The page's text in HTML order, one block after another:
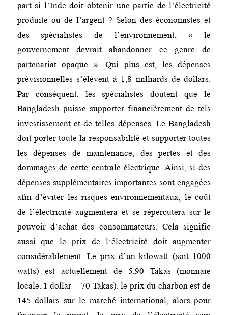
part si l’Inde doit obtenir une partie de l’électricité
produite ou de l’argent ? Selon des économistes et
des spécialistes de l’environnement, « le
gouvernement devrait abandonner ce genre de
partenariat opaque ». Qui plus est, les dépenses
prévisionnelles s’élèvent à 1,8 milliards de dollars.
Par conséquent, les spécialistes doutent que le
Bangladesh puisse supporter financièrement de tels
investissement et de telles dépenses. Le Bangladesh
doit porter toute la responsabilité et supporter toutes
les dépenses de maintenance, des pertes et des
dommages de cette centrale électrique. Ainsi, si des
dépenses supplémentaires importantes sont engagées
afin d’éviter les risques environnementaux, le coût
de l’électricité augmentera et se répercutera sur le
pouvoir d’achat des consommateurs. Cela signifie
aussi que le prix de l’électricité doit augmenter
considérablement. Le prix d’un kilowatt (soit 1000
watts) est actuellement de 5,90 Takas (monnaie
locale. 1 dollar = 70 Takas). le prix du charbon est de
145 dollars sur le marché international, alors pour